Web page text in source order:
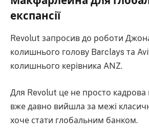
експансії
Revolut запросив до роботи
колишнього голову Barclays та
колишнього керівника ANZ.
Для Revolut це не просто кадрова
вже давно вийшла за межі
хоче стати глобальним банком.